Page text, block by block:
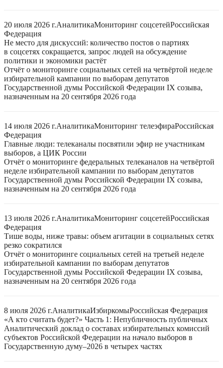
20 июля 2026 г.АналитикаМониторинг соцсетейРоссийская
Федерация
Не место для дискуссий: количество постов о партиях
в соцсетях сокращается, запрос людей на обсуждение
политики и экономики растёт
Отчёт о мониторинге социальных сетей на четвёртой неделе
избирательной кампании по выборам депутатов
Государственной думы Российской Федерации IX созыва,
назначенным на 20 сентября 2026 года
14 июля 2026 г.АналитикаМониторинг телеэфираРоссийская
Федерация
Главные люди: телеканалы посвятили эфир не участникам
выборов, а ЦИК России
Отчёт о мониторинге федеральных телеканалов на четвёртой
неделе избирательной кампании по выборам депутатов
Государственной думы Российской Федерации IX созыва,
назначенным на 20 сентября 2026 года
13 июля 2026 г.АналитикаМониторинг соцсетейРоссийская
Федерация
Тише воды, ниже травы: объем агитации в социальных сетях
резко сократился
Отчёт о мониторинге социальных сетей на третьей неделе
избирательной кампании по выборам депутатов
Государственной думы Российской Федерации IX созыва,
назначенным на 20 сентября 2026 года
8 июля 2026 г.АналитикаИзбиркомыРоссийская Федерация
«А кто считать будет?» Часть 1: Непубличность публичных
Аналитический доклад о составах избирательных комиссий
субъектов Российской Федерации на начало выборов в
Государственную думу–2026 в четырех частях